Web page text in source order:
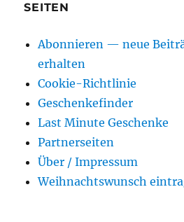
SEITEN
Abonnieren — neue
erhalten
Cookie-Richtlinie
Geschenkefinder
Last Minute Geschenke
Partnerseiten
Über / Impressum
Weihnachtswunsch